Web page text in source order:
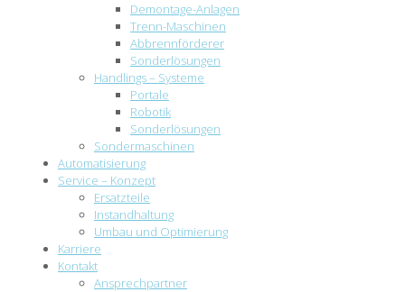
Demontage-Anlagen
Trenn-Maschinen
Abbrennförderer
Sonderlösungen
Handlings – Systeme
Portale
Robotik
Sonderlösungen
Sondermaschinen
Automatisierung
Service – Konzept
Ersatzteile
Instandhaltung
Umbau und Optimierung
Karriere
Kontakt
Ansprechpartner